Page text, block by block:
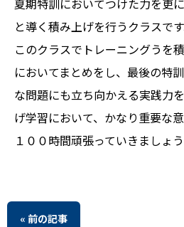
夏期特訓においてつけた力を更
と導く積み上げを行うクラスです
このクラスでトレーニングうを
においてまとめをし、最後の特
な問題にも立ち向かえる実践力
げ学習において、かなり重要な
１００時間頑張っていきましょう
« 前の記事